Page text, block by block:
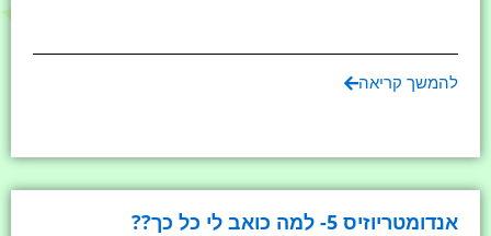
להמשך קריאה
אנדומטריוזיס 5- למה כואב לי כל כך??